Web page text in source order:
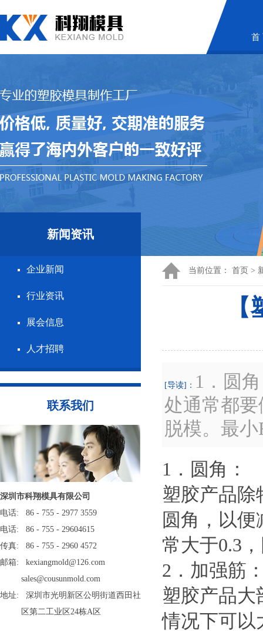
首
新闻资讯
企业新闻
行业资讯
展会信息
人才招聘
联系我们
深圳市科翔模具有限公司
电话: 86 - 755 - 2977 3559
电话: 86 - 755 - 29604615
传真: 86 - 755 - 2960 4572
邮箱: kexiangmold@126.com
sales@cousunmold.com
地址: 深圳市光明新区公明街道西田社
区第二工业区24栋A区
当前位置： 首页 >
[导读]： 1．圆
处通常都
脱模。最
1．圆角：
塑胶产品除
圆角，以
常大于0.3
2．加强筋
塑胶产品大
情况下可以